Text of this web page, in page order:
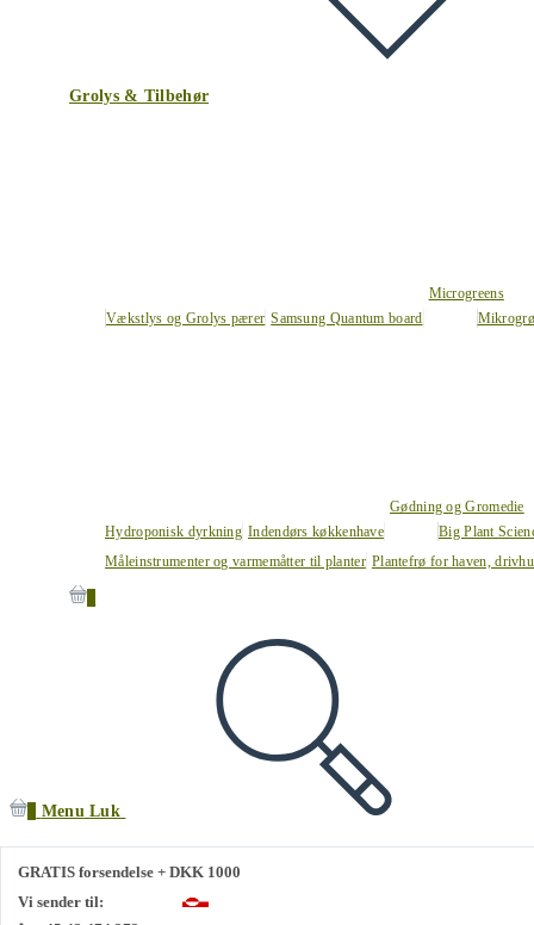
Grolys & Tilbehør
Vækstlys og Grolys pærer Samsung Quantum board
Microgreens
Hydroponisk dyrkning Indendørs køkkenhave
Gødning og Gromedie
Big Plant
Måleinstrumenter og varmemåtter til planter Plantefrø for haven,
Menu Luk
GRATIS forsendelse + DKK 1000
Vi sender til: